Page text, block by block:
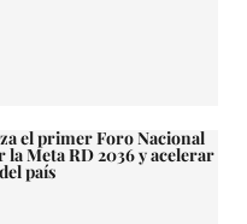
el primer Foro Nacional
la Meta RD 2036 y acelerar
país